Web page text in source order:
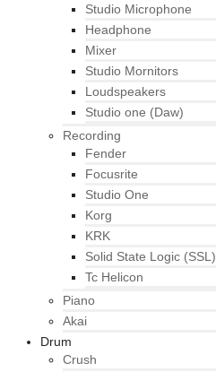
Studio Microphone
Headphone
Mixer
Studio Mornitors
Loudspeakers
Studio one (Daw)
Recording
Fender
Focusrite
Studio One
Korg
KRK
Solid State Logic (SSL)
Tc Helicon
Piano
Akai
Drum
Crush